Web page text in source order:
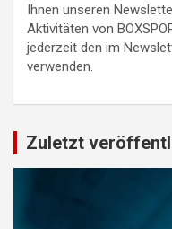
Ihnen unseren
Aktivitäten von
jederzeit den im
verwenden.
Zuletzt